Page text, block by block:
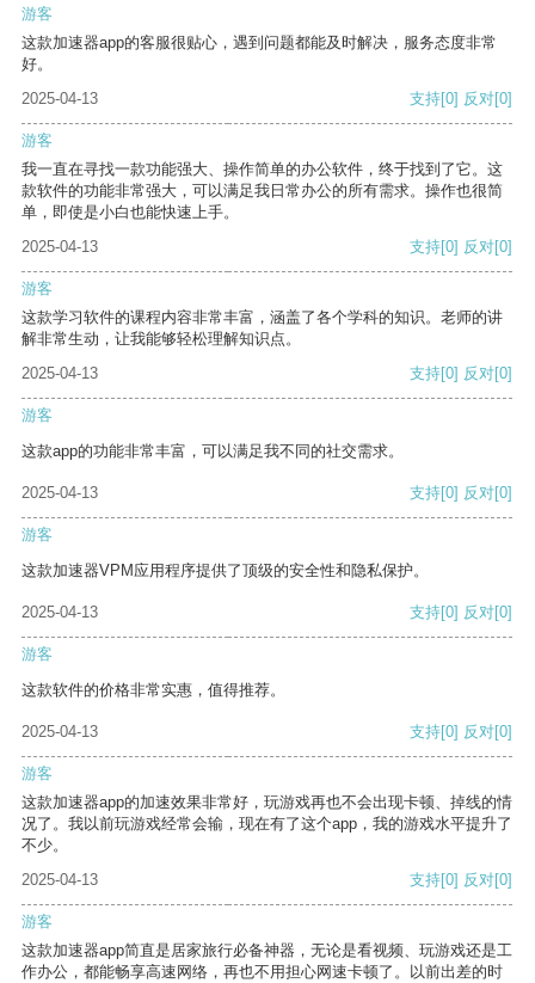
游客
这款加速器app的客服很贴心，遇到问题都能及时解决，服务态度非常
好。
2025-04-13
支持[0] 反对[0]
游客
我一直在寻找一款功能强大、操作简单的办公软件，终于找到了它。这
款软件的功能非常强大，可以满足我日常办公的所有需求。操作也很简
单，即使是小白也能快速上手。
2025-04-13
支持[0] 反对[0]
游客
这款学习软件的课程内容非常丰富，涵盖了各个学科的知识。老师的讲
解非常生动，让我能够轻松理解知识点。
2025-04-13
支持[0] 反对[0]
游客
这款app的功能非常丰富，可以满足我不同的社交需求。
2025-04-13 支持[0] 反对[0]
游客
这款加速器VPM应用程序提供了顶级的安全性和隐私保护。
2025-04-13 支持[0] 反对[0]
游客
这款软件的价格非常实惠，值得推荐。
2025-04-13 支持[0] 反对[0]
游客
这款加速器app的加速效果非常好，玩游戏再也不会出现卡顿、掉线的情
况了。我以前玩游戏经常会输，现在有了这个app，我的游戏水平提升了
不少。
2025-04-13
支持[0] 反对[0]
游客
这款加速器app简直是居家旅行必备神器，无论是看视频、玩游戏还是工
作办公，都能畅享高速网络，再也不用担心网速卡顿了。以前出差的时